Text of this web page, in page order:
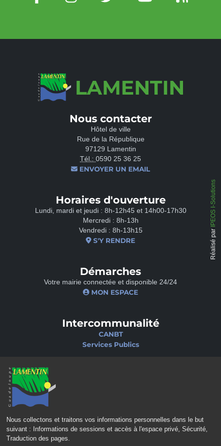
Nous collectons et traitons vos informations personnelles dans le but
suivant :
Informations de sessions et accès à l'espace privé, Sécurité,
Traduction des pages
LAMENTIN
Nous contacter
Hôtel de ville
Rue de la République
97129 Lamentin
Tél.: 0590 25 36 25
ENVOYER UN EMAIL
Horaires d'ouverture
Lundi, mardi et jeudi : 8h-12h45 et 14h00-17h30
Mercredi : 8h-13h
Vendredi : 8h-13h15
S'Y RENDRE
Démarches
Votre mairie connectée et disponible 24/24
MON ESPACE
Intercommunalité
CANBT
Services Publics
Ciné-Théâtre
Réalisé par
IPEOS I-Solutions